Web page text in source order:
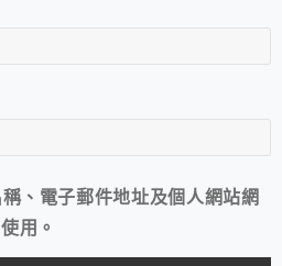
、電子郵件地址及個人網站網
用。